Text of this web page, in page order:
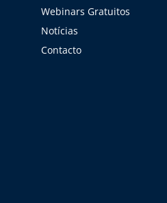
Webinars Gratuitos
Notícias
Contacto